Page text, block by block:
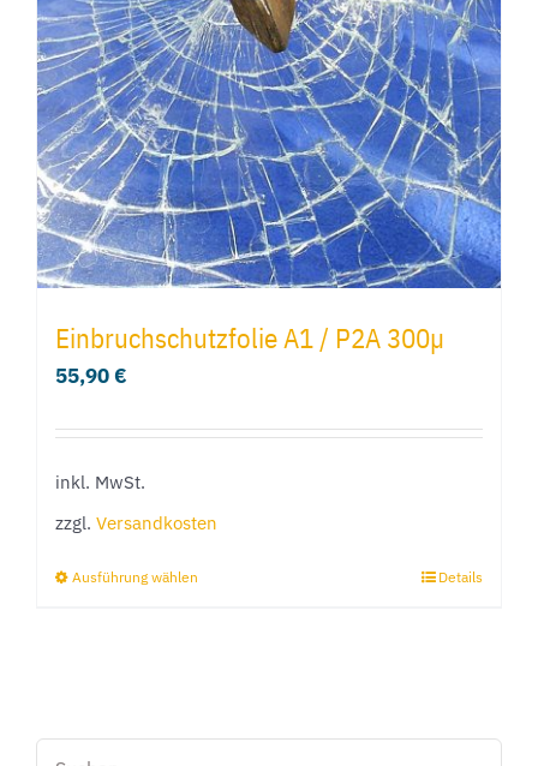
Einbruchschutzfolie A1 / P2A 300µ
55,90€
inkl. MwSt.
zzgl. Versandkosten
Ausführung wählen Details